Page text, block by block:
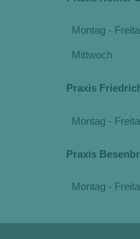
Montag -
Mittwoch
Praxis
Montag -
Praxis
Montag -